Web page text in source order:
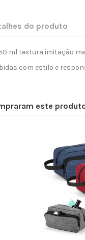
do produto
ml textura imitação
com estilo e
este
Sacola Tipo Mochila